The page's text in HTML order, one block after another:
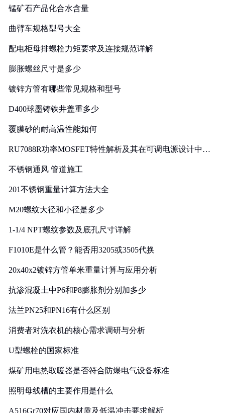
锰矿石产品化合水含量
曲臂车规格型号大全
配电柜母排螺栓力矩要求及连接规范详解
膨胀螺丝尺寸是多少
镀锌方管有哪些常见规格和型号
D400球墨铸铁井盖重多少
覆膜砂的耐高温性能如何
RU7088R功率MOSFET特性解析及其在可调电源设计中的
不锈钢通风 管道施工
201不锈钢重量计算方法大全
M20螺纹大径和小径是多少
1-1/4 NPT螺纹参数及底孔尺寸详解
F1010E是什么管？能否用3205或3505代换
20x40x2镀锌方管单米重量计算与应用分析
抗渗混凝土中P6和P8膨胀剂分别加多少
法兰PN25和PN16有什么区别
消费者对洗衣机的核心需求调研与分析
U型螺栓的国家标准
煤矿用电热取暖器是否符合防爆电气设备标准
照明母线槽的主要作用是什么
A516Gr70对应国内材质及低温冲击要求解析